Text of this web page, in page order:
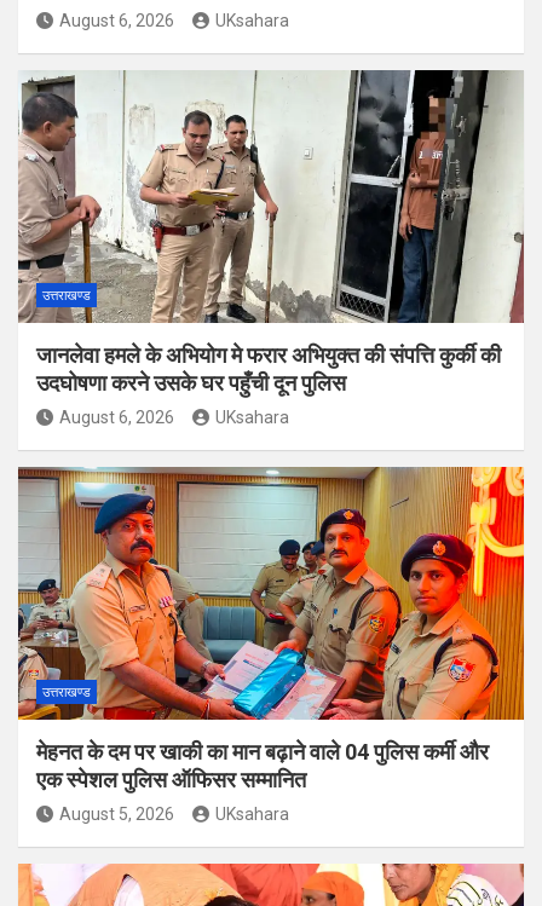
August 6, 2026 UKsahara
उत्तराखण्ड
जानलेवा हमले के अभियोग मे फरार अभियुक्त की संपत्ति कुर्की की
उदघोषणा करने उसके घर पहुँची दून पुलिस
August 6, 2026 UKsahara
उत्तराखण्ड
मेहनत के दम पर खाकी का मान बढ़ाने वाले 04 पुलिस कर्मी और
एक स्पेशल पुलिस ऑफिसर सम्मानित
August 5, 2026 UKsahara